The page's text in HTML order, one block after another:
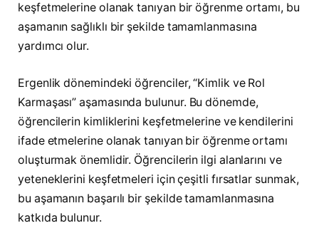
keşfetmelerine olanak tanıyan bir öğrenme ortamı, bu
aşamanın sağlıklı bir şekilde tamamlanmasına
yardımcı olur.
Ergenlik dönemindeki öğrenciler, “Kimlik ve Rol
Karmaşası” aşamasında bulunur. Bu dönemde,
öğrencilerin kimliklerini keşfetmelerine ve kendilerini
ifade etmelerine olanak tanıyan bir öğrenme ortamı
oluşturmak önemlidir. Öğrencilerin ilgi alanlarını ve
yeteneklerini keşfetmeleri için çeşitli fırsatlar sunmak,
bu aşamanın başarılı bir şekilde tamamlanmasına
katkıda bulunur.